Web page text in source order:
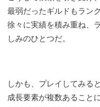
最弱だったギルドもラン
徐々に実績を積み重ね、
しみのひとつだ。
しかも、プレイしてみる
成長要素が複数あること